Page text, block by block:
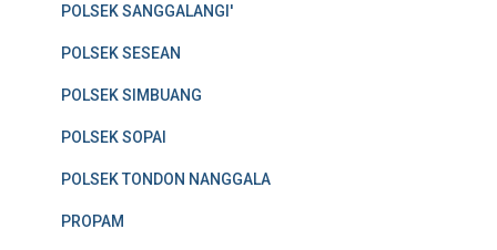
POLSEK SANGGALANGI'
POLSEK SESEAN
POLSEK SIMBUANG
POLSEK SOPAI
POLSEK TONDON NANGGALA
PROPAM